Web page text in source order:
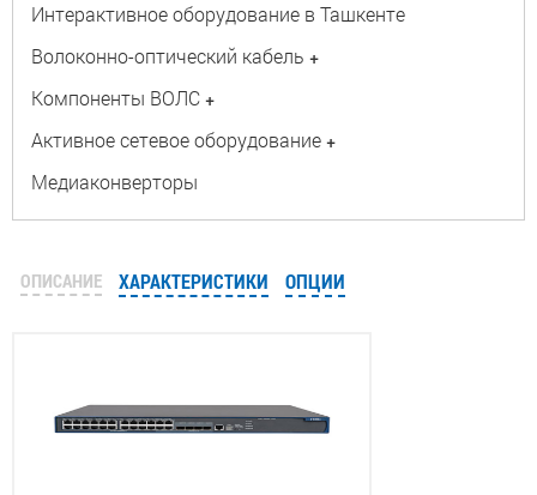
Интерактивное оборудование в Ташкенте
Волоконно-оптический кабель +
Компоненты ВОЛС +
Активное сетевое оборудование +
Медиаконверторы
ОПИСАНИЕ ХАРАКТЕРИСТИКИ ОПЦИИ